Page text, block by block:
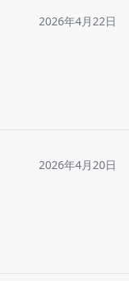
2026年4月22日
2026年4月20日